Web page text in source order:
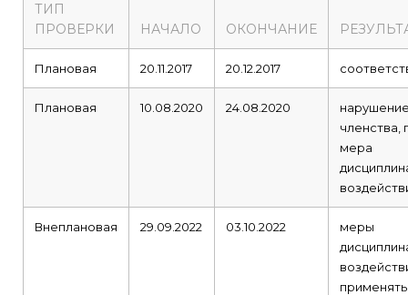
ТИП
ПРОВЕРКИ
НАЧАЛО ОКОНЧАНИЕ
Плановая 20.11.2017 20.12.2017
Плановая 10.08.2020 24.08.2020
членства,
мера
Внеплановая 29.09.2022 03.10.2022
меры
применять